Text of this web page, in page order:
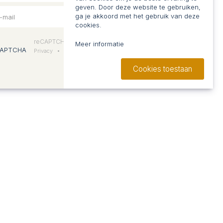
reCAPTCHA
Privacy •
geven. Door deze website te gebruiken,
ga je akkoord met het gebruik van deze
cookies.
Meer informatie
Cookies toestaan